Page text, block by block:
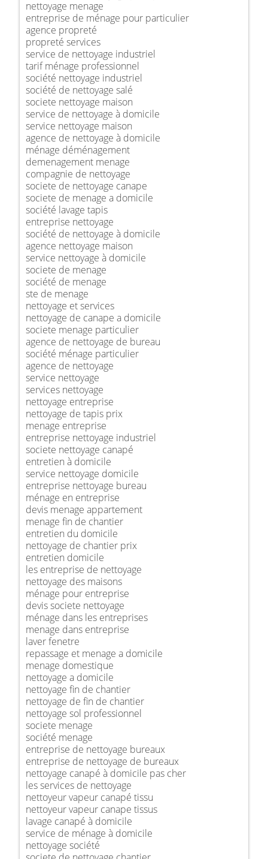
nettoyage menage
entreprise de ménage pour particulier
agence propreté
propreté services
service de nettoyage industriel
tarif ménage professionnel
société nettoyage industriel
société de nettoyage salé
societe nettoyage maison
service de nettoyage à domicile
service nettoyage maison
agence de nettoyage à domicile
ménage déménagement
demenagement menage
compagnie de nettoyage
societe de nettoyage canape
societe de menage a domicile
société lavage tapis
entreprise nettoyage
société de nettoyage à domicile
agence nettoyage maison
service nettoyage à domicile
societe de menage
société de menage
ste de menage
nettoyage et services
nettoyage de canape a domicile
societe menage particulier
agence de nettoyage de bureau
société ménage particulier
agence de nettoyage
service nettoyage
services nettoyage
nettoyage entreprise
nettoyage de tapis prix
menage entreprise
entreprise nettoyage industriel
societe nettoyage canapé
entretien à domicile
service nettoyage domicile
entreprise nettoyage bureau
ménage en entreprise
devis menage appartement
menage fin de chantier
entretien du domicile
nettoyage de chantier prix
entretien domicile
les entreprise de nettoyage
nettoyage des maisons
ménage pour entreprise
devis societe nettoyage
ménage dans les entreprises
menage dans entreprise
laver fenetre
repassage et menage a domicile
menage domestique
nettoyage a domicile
nettoyage fin de chantier
nettoyage de fin de chantier
nettoyage sol professionnel
societe menage
société menage
entreprise de nettoyage bureaux
entreprise de nettoyage de bureaux
nettoyage canapé à domicile pas cher
les services de nettoyage
nettoyeur vapeur canapé tissu
nettoyeur vapeur canape tissus
lavage canapé à domicile
service de ménage à domicile
nettoyage société